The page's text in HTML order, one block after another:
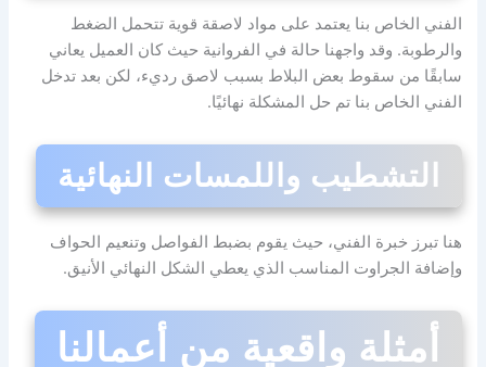
الفني الخاص بنا يعتمد على مواد لاصقة قوية تتحمل الضغط
والرطوبة. وقد واجهنا حالة في الفروانية حيث كان العميل يعاني
سابقًا من سقوط بعض البلاط بسبب لاصق رديء، لكن بعد تدخل
الفني الخاص بنا تم حل المشكلة نهائيًا.
التشطيب واللمسات النهائية
هنا تبرز خبرة الفني، حيث يقوم بضبط الفواصل وتنعيم الحواف
وإضافة الجراوت المناسب الذي يعطي الشكل النهائي الأنيق.
أمثلة واقعية من أعمالنا